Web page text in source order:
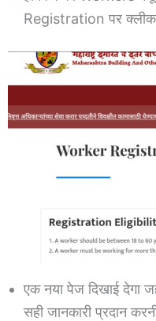
Registration पर
एक नया पेज दिखाई देगा
सही जानकारी प्रदान